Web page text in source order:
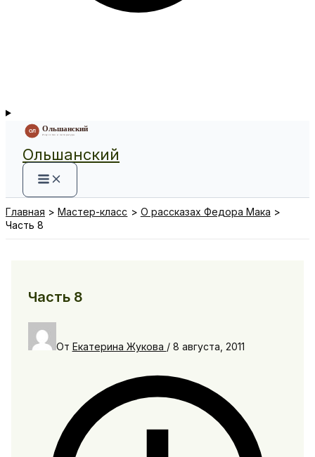
Ольшанский
Главная Мастер-класс
О рассказах Федора Мака
Часть 8
Часть 8
От Екатерина Жукова / 8 августа, 2011